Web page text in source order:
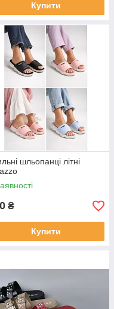
Купити
шльопанці літні
₴
Купити